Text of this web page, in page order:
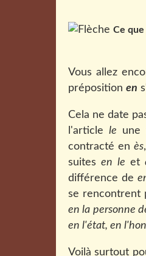
Ce
Vous allez
préposition en
Cela ne date
l'article le une
contracté enès
suitesen le et
différence de
se rencontrent
en la personne
en l'état, en
Voilà surtout